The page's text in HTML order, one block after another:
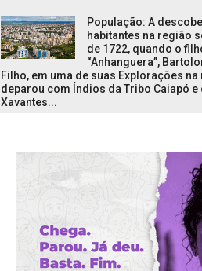
População: A
habitantes na região
de 1722, quando o
“Anhanguera”,
Filho, em uma de suas Explorações
deparou com Índios da Tribo Caiapó e
Xavantes...